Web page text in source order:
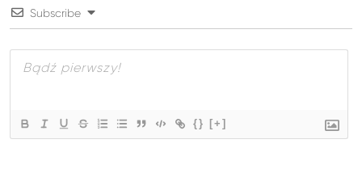
Subscribe
{} [+]